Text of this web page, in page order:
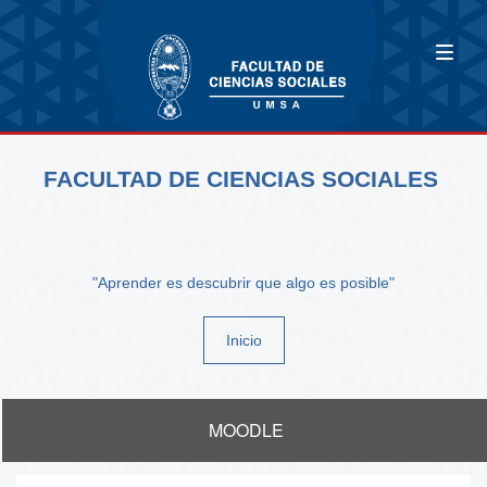
FACULTAD DE CIENCIAS SOCIALES
"Aprender es descubrir que algo es posible"
Inicio
MOODLE